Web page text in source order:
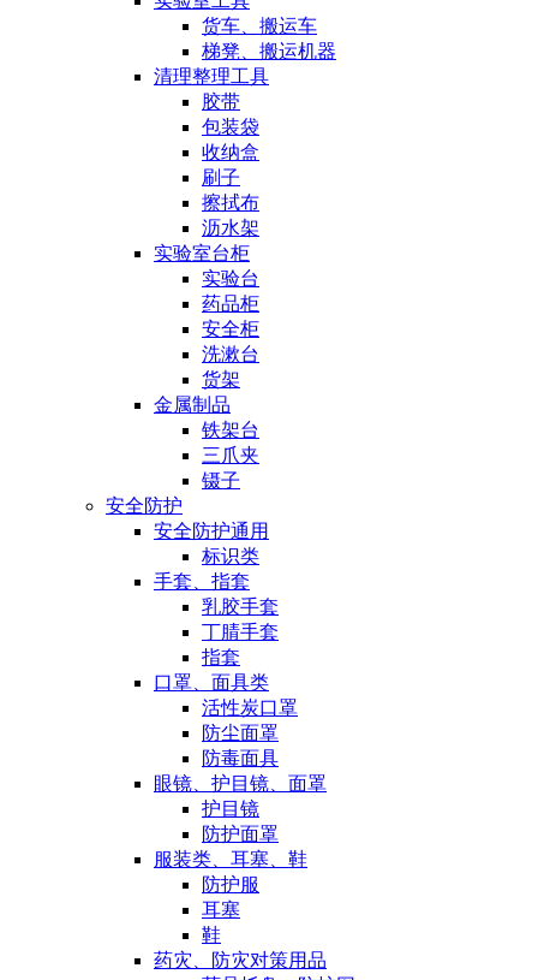
货车、搬运车
梯凳、搬运机器
清理整理工具
胶带
包装袋
收纳盒
刷子
擦拭布
沥水架
实验室台柜
实验台
药品柜
安全柜
洗漱台
货架
金属制品
铁架台
三爪夹
镊子
安全防护
安全防护通用
标识类
手套、指套
乳胶手套
丁腈手套
指套
口罩、面具类
活性炭口罩
防尘面罩
防毒面具
眼镜、护目镜、面罩
护目镜
防护面罩
服装类、耳塞、鞋
防护服
耳塞
鞋
药灾、防灾对策用品